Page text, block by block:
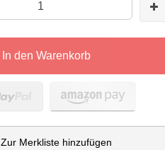
In den Warenkorb
Zur Merkliste hinzufügen